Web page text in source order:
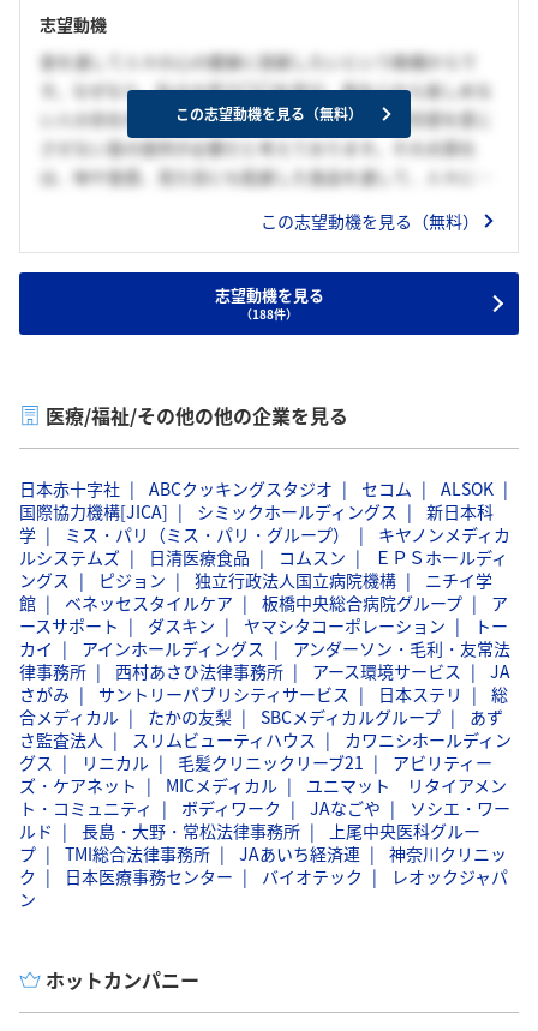
志望動機
食を通して人々の心の健康に貢献したいという動機からで
す。なぜなら、私は大学で〇〇を学び、食を心から楽しめな
い人の存在を知ったからです。そのためには、疲労感を感じ
させない食の提供が必要だと考えております。その点貴社
は、味や食感、見た目にも配慮した食品を通して、人々に喜
社の一次選考で「人生最後の食事を任されることがある。」
入社後は相手の立場に立って考えて行動できる私の強みを活
この志望動機を見る（無料）
この志望動機を見る（無料）
志望動機を見る
（188件）
医療/福祉/その他の他の企業を見る
日本赤十字社 ABCクッキングスタジオ セコム
ALSOK
国際協力機構[JICA]
シミックホールディングス
新日本科
学
ミス・パリ（ミス・パリ・グループ）
キヤノンメディカ
ルシステムズ
日清医療食品 コムスン
ＥＰＳホールディ
ングス
ピジョン 独立行政法人国立病院機構
ニチイ学
館
ベネッセスタイルケア 板橋中央総合病院グループ
ア
ースサポート
ダスキン ヤマシタコーポレーション
トー
カイ
アインホールディングス
アンダーソン・毛利・友常法
律事務所
西村あさひ法律事務所 アース環境サービス
JA
さがみ
サントリーパブリシティサービス 日本ステリ
総
合メディカル
たかの友梨 SBCメディカルグループ
あず
さ監査法人
スリムビューティハウス
カワニシホールディン
グス
リニカル 毛髪クリニックリーブ21
アビリティー
ズ・ケアネット
MICメディカル
ユニマット リタイアメン
ト・コミュニティ
ボディワーク JAなごや
ソシエ・ワー
ルド
長島・大野・常松法律事務所
上尾中央医科グルー
プ
TMI総合法律事務所 JAあいち経済連
神奈川クリニッ
ク
日本医療事務センター バイオテック
レオックジャパ
ン
ホットカンパニー